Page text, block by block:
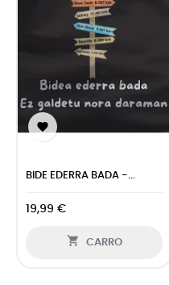

BIDE EDERRA BADA -...
19,99 €
 CARRO